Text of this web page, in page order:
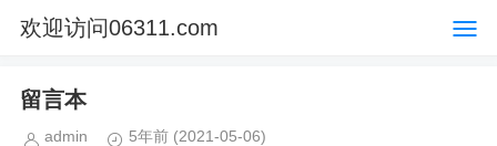
欢迎访问06311.com
留言本
admin 5年前 (2021-05-06)